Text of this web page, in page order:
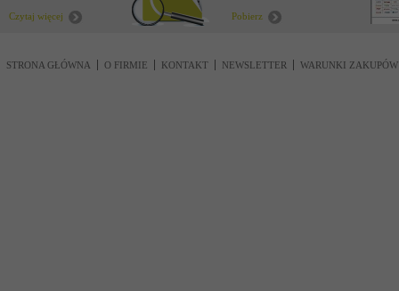
Czytaj więcej
Pobierz
STRONA GŁÓWNA O FIRMIE KONTAKT NEWSLETTER WARUNKI ZAKUPÓW